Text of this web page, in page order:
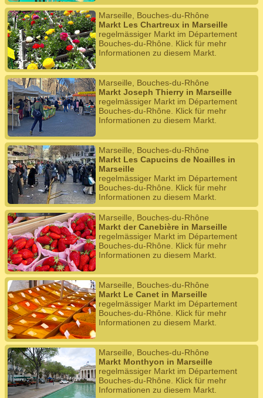
Marseille, Bouches-du-Rhône
Markt Les Chartreux in Marseille
regelmässiger Markt im Département
Bouches-du-Rhône. Klick für mehr
Informationen zu diesem Markt.
Marseille, Bouches-du-Rhône
Markt Joseph Thierry in Marseille
regelmässiger Markt im Département
Bouches-du-Rhône. Klick für mehr
Informationen zu diesem Markt.
Marseille, Bouches-du-Rhône
Markt Les Capucins de Noailles in
Marseille
regelmässiger Markt im Département
Bouches-du-Rhône. Klick für mehr
Informationen zu diesem Markt.
Marseille, Bouches-du-Rhône
Markt der Canebière in Marseille
regelmässiger Markt im Département
Bouches-du-Rhône. Klick für mehr
Informationen zu diesem Markt.
Marseille, Bouches-du-Rhône
Markt Le Canet in Marseille
regelmässiger Markt im Département
Bouches-du-Rhône. Klick für mehr
Informationen zu diesem Markt.
Marseille, Bouches-du-Rhône
Markt Monthyon in Marseille
regelmässiger Markt im Département
Bouches-du-Rhône. Klick für mehr
Informationen zu diesem Markt.